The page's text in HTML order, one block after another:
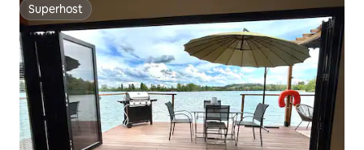
Superhost
Superhost